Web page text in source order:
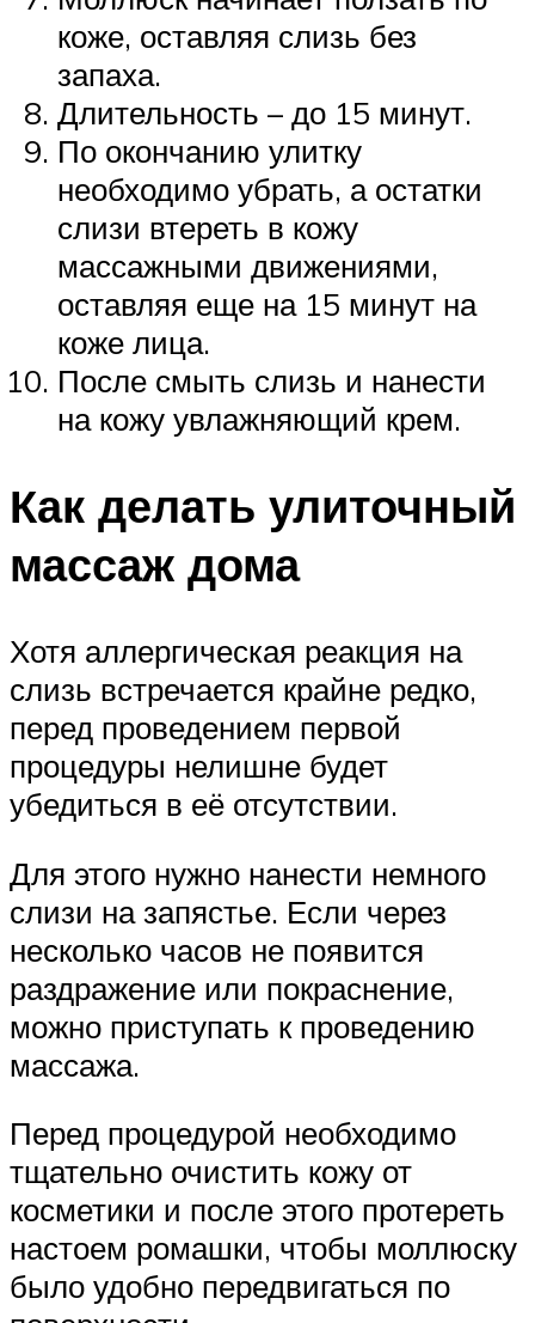
коже, оставляя слизь без
запаха.
Длительность – до 15 минут.
По окончанию улитку
необходимо убрать, а остатки
слизи втереть в кожу
массажными движениями,
оставляя еще на 15 минут на
коже лица.
После смыть слизь и нанести
на кожу увлажняющий крем.
Как делать улиточный
массаж дома
Хотя аллергическая реакция на
слизь встречается крайне редко,
перед проведением первой
процедуры нелишне будет
убедиться в её отсутствии.
Для этого нужно нанести немного
слизи на запястье. Если через
несколько часов не появится
раздражение или покраснение,
можно приступать к проведению
массажа.
Перед процедурой необходимо
тщательно очистить кожу от
косметики и после этого протереть
настоем ромашки, чтобы моллюску
было удобно передвигаться по